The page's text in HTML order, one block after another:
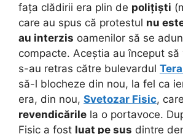
fața clădirii era plin de polițiști
care au spus că protestul nu
au interzis oamenilor să se
compacte. Aceștia au început să
s-au retras către bulevardul
să-l blocheze din nou, la fel ca
era, din nou, Svetozar Fisic,
revendicările la o portavoce.
Fisic a fost luat pe sus dintre